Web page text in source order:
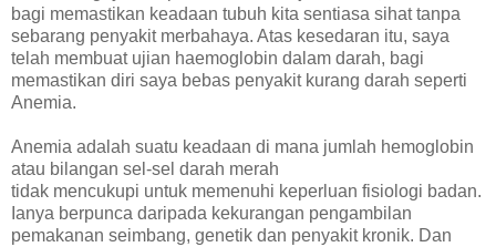
bagi memastikan keadaan tubuh kita sentiasa sihat tanpa
sebarang penyakit merbahaya. Atas kesedaran itu, saya
telah membuat ujian haemoglobin dalam darah, bagi
memastikan diri saya bebas penyakit kurang darah seperti
Anemia.
Anemia adalah suatu keadaan di mana jumlah hemoglobin
atau bilangan sel-sel darah merah
tidak mencukupi untuk memenuhi keperluan fisiologi badan.
Ianya berpunca daripada kekurangan pengambilan
pemakanan seimbang, genetik dan penyakit kronik. Dan